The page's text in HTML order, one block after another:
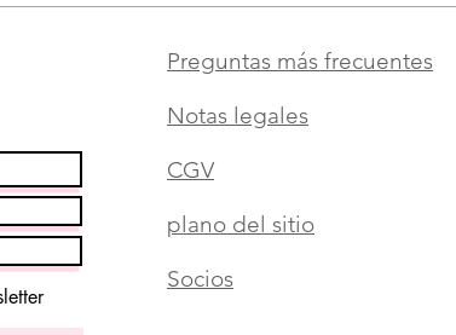
Preguntas más frecuentes
Notas legales
CGV
plano del sitio
Socios